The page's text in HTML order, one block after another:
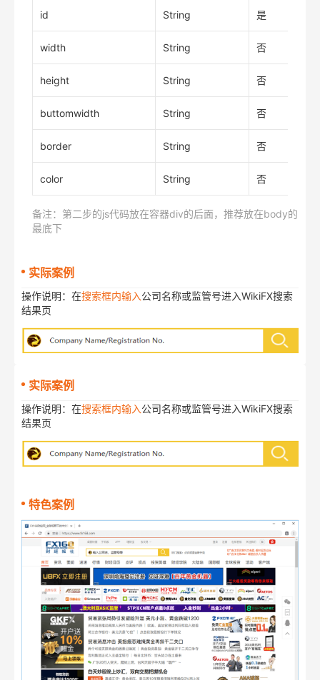
id String 是
width String 否
height String 否
buttomwidth String 否
border String 否
color String 否
备注：第二步的js代码放在容器div的后面，推荐放在body的
最底下
实际案例
操作说明：在搜索框内输入公司名称或监管号进入WikiFX搜索
结果页
实际案例
操作说明：在搜索框内输入公司名称或监管号进入WikiFX搜索
结果页
特色案例